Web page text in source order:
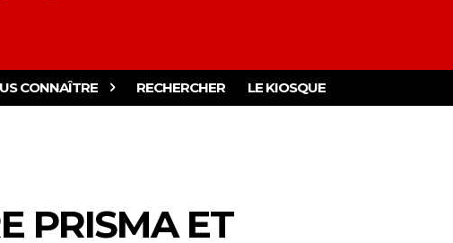
CONNAÎTRE RECHERCHER LE KIOSQUE
PRISMA ET